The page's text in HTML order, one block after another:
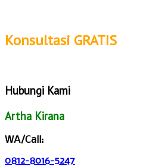
Konsultasi GRATIS
Hubungi Kami
Artha Kirana
WA/Call:
0812-8016-5247